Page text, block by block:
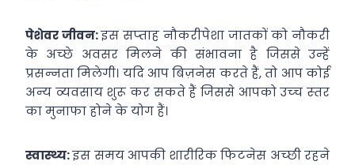
पेशेवर जीवन:इस सप्‍ताह नौकरीपेशा जातकों को नौकरी
के अच्‍छे अवसर मिलने की संभावना है जिससे उन्‍हें
प्रसन्‍नता मिलेगी। यदि आप बिज़नेस करते हैं, तो आप कोई
अन्‍य व्‍यवसाय शुरू कर सकते हैं जिससे आपको उच्‍च स्‍तर
का मुनाफा होने के योग हैं।
स्‍वास्थ्‍य:इस समय आपकी शारीरिक फिटनेस अच्‍छी रहने